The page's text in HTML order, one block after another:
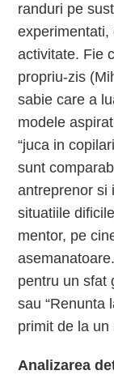
randuri pe
experimentati,
activitate. Fie
propriu-zis
sabie care a
modele
“juca in
sunt
antreprenor si
situatiile
mentor, pe
pentru un sfat
sau “Renunta
primit de la un
Analizarea